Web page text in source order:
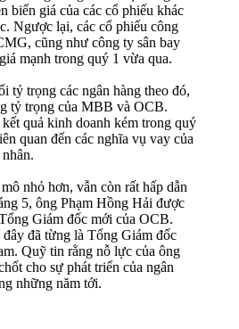
biến giá của các cổ phiếu khác
Ngược lại, các cổ phiếu công
cũng như công ty sân bay
mạnh trong quý 1 vừa qua.
tỷ trọng các ngân hàng theo đó,
tỷ trọng của MBB và OCB.
quả kinh doanh kém trong quý
quan đến các nghĩa vụ vay của
nhỏ hơn, vẫn còn rất hấp dẫn
5, ông Phạm Hồng Hải được
Giám đốc mới của OCB.
đã từng là Tổng Giám đốc
Quỹ tin rằng nỗ lực của ông
cho sự phát triển của ngân
những năm tới.